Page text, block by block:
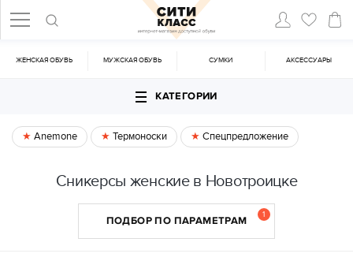
ЖЕНСКАЯ ОБУВЬ МУЖСКАЯ ОБУВЬ CУМКИ АКСЕССУАРЫ
КАТЕГОРИИ
Anemone Термоноски Спецпредложение
Сникерсы женские в Новотроицке
ПОДБОР ПО ПАРАМЕТРАМ 1